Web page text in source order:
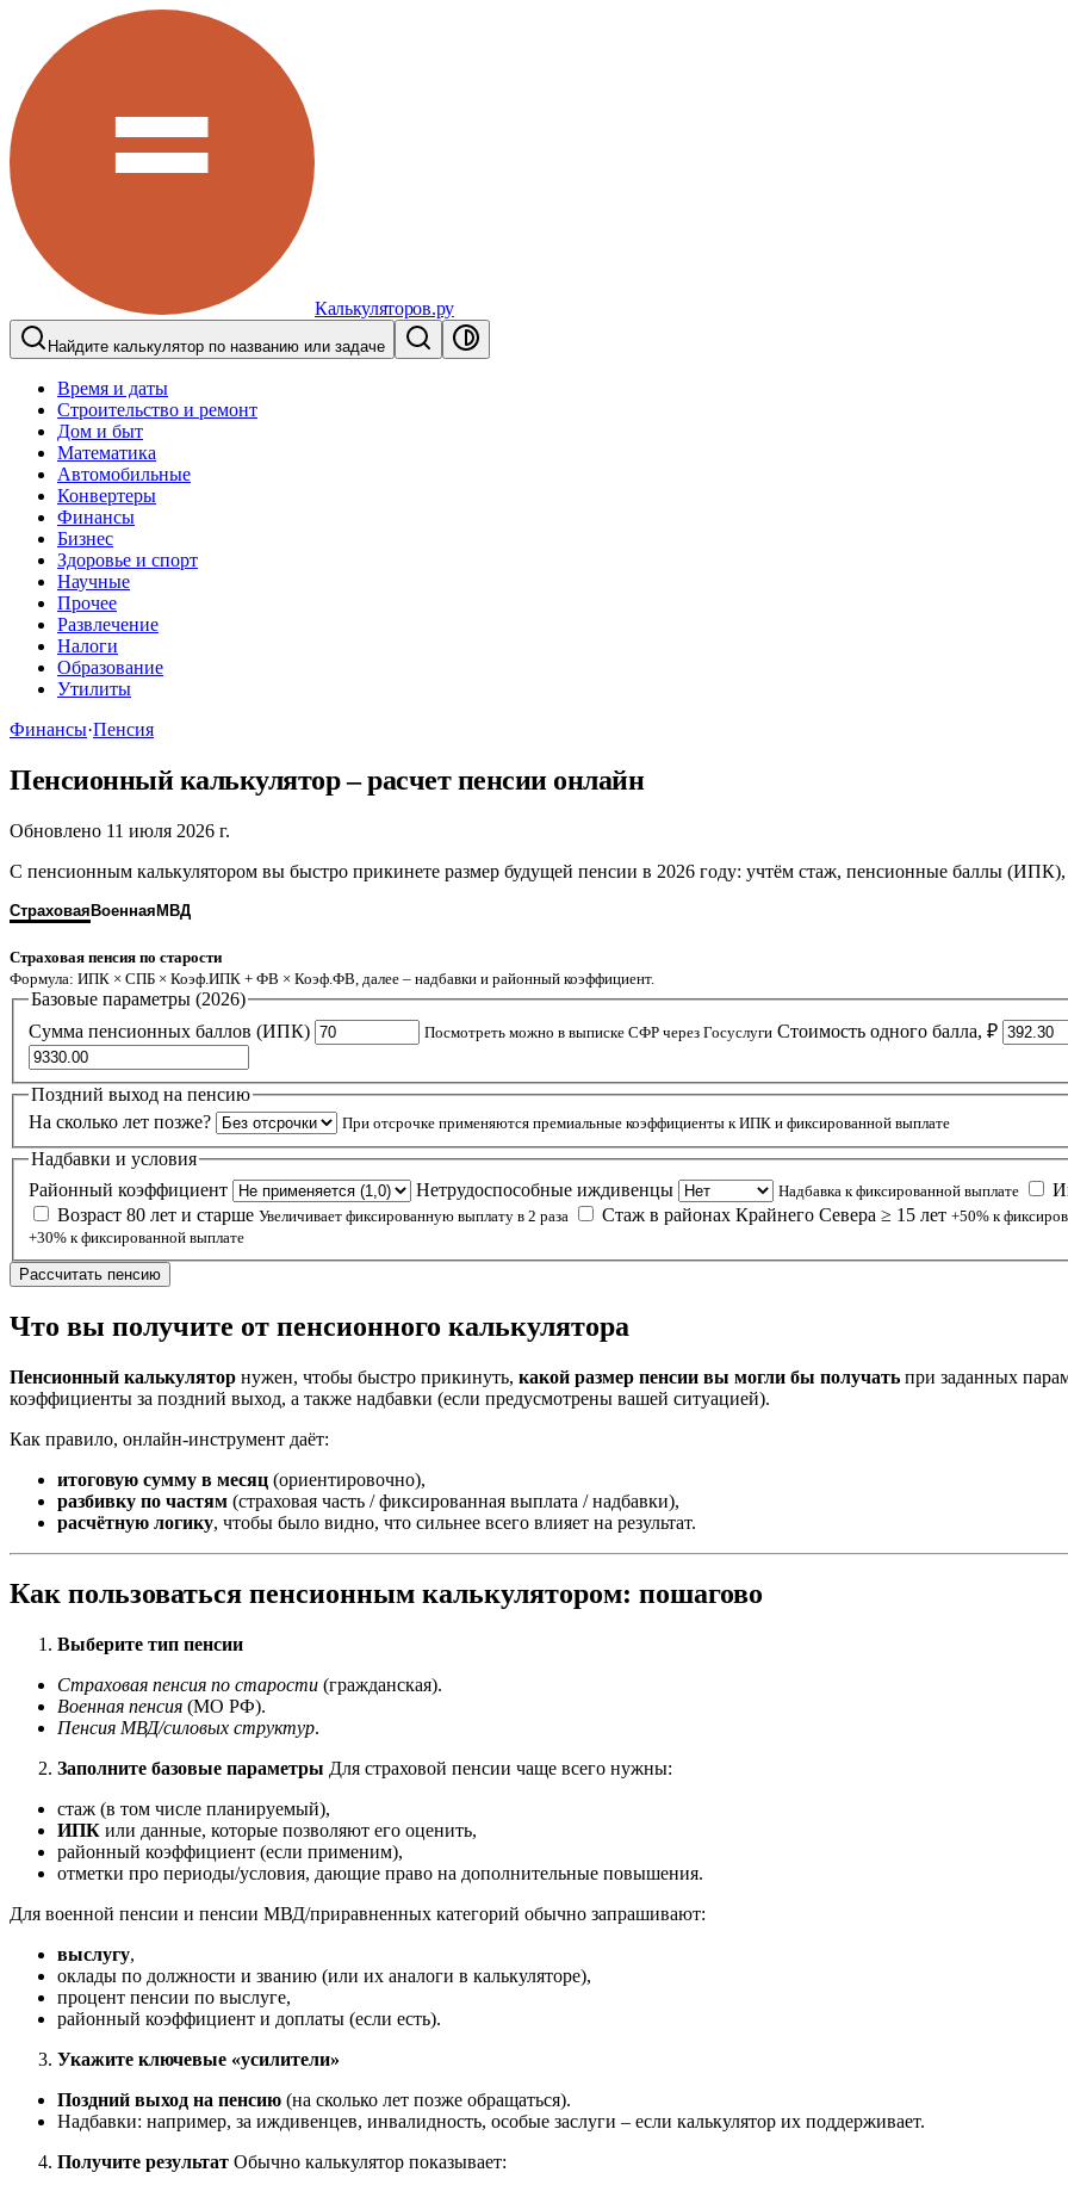
Калькуляторов.ру
Найдите калькулятор по названию или задаче
Время и даты
Строительство и ремонт
Дом и быт
Математика
Автомобильные
Конвертеры
Финансы
Бизнес
Здоровье и спорт
Научные
Прочее
Развлечение
Налоги
Образование
Утилиты
Финансы·Пенсия
Пенсионный калькулятор – расчет пенсии онлайн
Обновлено 11 июля 2026 г.
С пенсионным калькулятором вы быстро прикинете размер будущей пенсии в 2026 году: учтём стаж, пенсионные баллы
Страховая Военная МВД
Страховая пенсия по старости
Формула: ИПК × СПБ × Коэф.ИПК + ФВ × Коэф.ФВ, далее – надбавки и районный коэффициент.
Базовые параметры (2026)
Сумма пенсионных баллов (ИПК)
Посмотреть можно в выписке СФР через Госуслуги Стоимость одного балла, ₽
Поздний выход на пенсию
На сколько лет позже?
При отсрочке применяются премиальные коэффициенты к ИПК и фиксированной выплате
Надбавки и условия
Районный коэффициент
Нетрудоспособные иждивенцы Надбавка к фиксированной выплате
Возраст 80 лет и старше Увеличивает фиксированную выплату в 2 раза Стаж в районах Крайнего Севера ≥ 15 лет +50% к
+30% к фиксированной выплате
Рассчитать пенсию
Что вы получите от пенсионного калькулятора
Пенсионный калькулятор нужен, чтобы быстро прикинуть, какой размер пенсии вы могли бы получать при заданных
коэффициенты за поздний выход, а также надбавки (если предусмотрены вашей ситуацией).
Как правило, онлайн-инструмент даёт:
итоговую сумму в месяц (ориентировочно),
разбивку по частям (страховая часть / фиксированная выплата / надбавки),
расчётную логику, чтобы было видно, что сильнее всего влияет на результат.
Как пользоваться пенсионным калькулятором: пошагово
Выберите тип пенсии
Страховая пенсия по старости (гражданская).
Военная пенсия (МО РФ).
Пенсия МВД/силовых структур.
Заполните базовые параметры Для страховой пенсии чаще всего нужны:
стаж (в том числе планируемый),
ИПК или данные, которые позволяют его оценить,
районный коэффициент (если применим),
отметки про периоды/условия, дающие право на дополнительные повышения.
Для военной пенсии и пенсии МВД/приравненных категорий обычно запрашивают:
выслугу,
оклады по должности и званию (или их аналоги в калькуляторе),
процент пенсии по выслуге,
районный коэффициент и доплаты (если есть).
Укажите ключевые «усилители»
Поздний выход на пенсию (на сколько лет позже обращаться).
Надбавки: например, за иждивенцев, инвалидность, особые заслуги – если калькулятор их поддерживает.
Получите результат Обычно калькулятор показывает: